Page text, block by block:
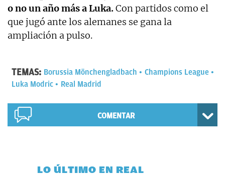
o no un año más a Luka.Con partidos como el
que jugó ante los alemanes se gana la
ampliación a pulso.
TEMAS: Borussia Mönchengladbach
Champions League
Luka Modric
Real Madrid
COMENTAR
LO ÚLTIMO EN REAL